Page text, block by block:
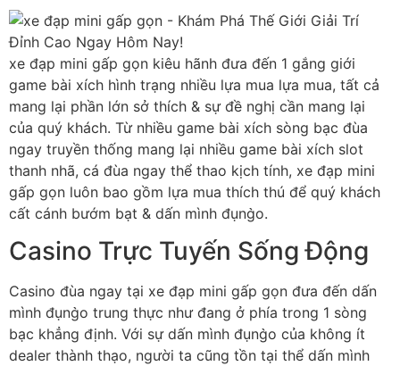
xe đạp mini gấp gọn kiêu hãnh đưa đến 1 gắng giới
game bài xích hình trạng nhiều lựa mua lựa mua, tất cả
mang lại phần lớn sở thích & sự đề nghị cần mang lại
của quý khách. Từ nhiều game bài xích sòng bạc đùa
ngay truyền thống mang lại nhiều game bài xích slot
thanh nhã, cá đùa ngay thể thao kịch tính, xe đạp mini
gấp gọn luôn bao gồm lựa mua thích thú để quý khách
cất cánh bướm bạt & dấn mình đụng̀o.
Casino Trực Tuyến Sống Động
Casino đùa ngay tại xe đạp mini gấp gọn đưa đến dấn
mình đụng̀o trung thực như đang ở phía trong 1 sòng
bạc khẳng định. Với sự dấn mình đụng̀o của không ít
dealer thành thạo, người ta cũng tồn tại thể dấn mình